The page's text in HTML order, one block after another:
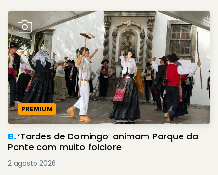
PREMIUM
B.‘Tardes de Domingo’ animam Parque da
Ponte com muito folclore
2 agosto 2026